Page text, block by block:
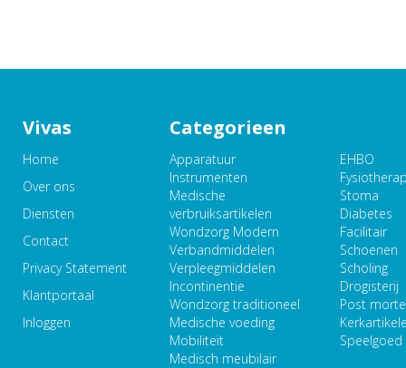
Vivas
Home
Over ons
Diensten
Contact
Privacy Statement
Klantportaal
Inloggen
Categorieen
Apparatuur
Instrumenten
Medische
verbruiksartikelen
Wondzorg Modern
Verbandmiddelen
Verpleegmiddelen
Incontinentie
Wondzorg traditioneel
Medische voeding
Mobiliteit
Medisch meubilair
EHBO
Stoma
Diabetes
Facilitair
Schoenen
Scholing
Drogisterij
Post
Speelgoed